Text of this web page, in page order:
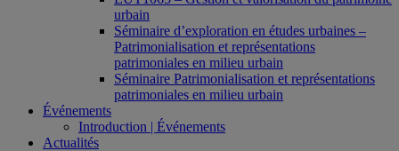
urbain
Séminaire d’exploration en études urbaines –
Patrimonialisation et représentations
patrimoniales en milieu urbain
Séminaire Patrimonialisation et représentations
patrimoniales en milieu urbain
Événements
Introduction | Événements
Actualités